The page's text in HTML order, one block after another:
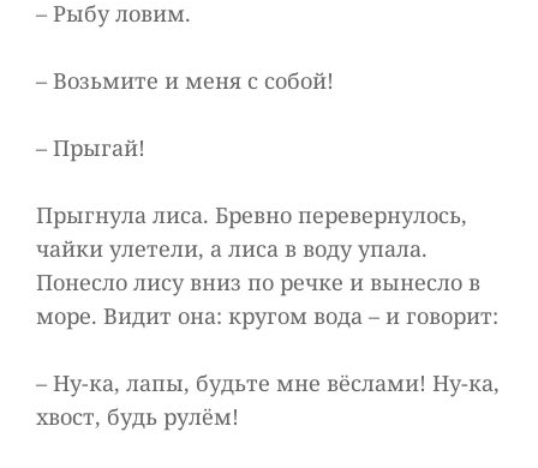
– Рыбу ловим.
– Возьмите и меня с собой!
– Прыгай!
Прыгнула лиса. Бревно перевернулось,
чайки улетели, а лиса в воду упала.
Понесло лису вниз по речке и вынесло в
море. Видит она: кругом вода – и говорит:
– Ну-ка, лапы, будьте мне вёслами! Ну-ка,
хвост, будь рулём!